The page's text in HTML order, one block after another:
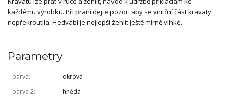
každému výrobku. Při praní dejte pozor, aby se vnitřní část kravaty
nepřekroutila. Hedvábí je nejlepší žehlit ještě mírně vlhké.
Parametry
barva
okrová
barva 2
hnědá